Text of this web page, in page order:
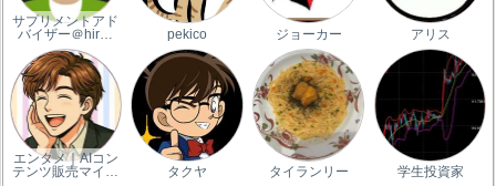
サプリメントアド
バイザー＠hir…
pekico ジョーカー アリス
エンタメ｜AIコン
テンツ販売マイ…
タクヤ タイランリー 学生投資家